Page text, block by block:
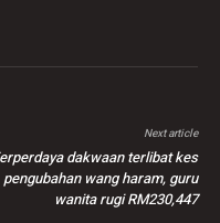
Next article
dakwaan terlibat kes
pengubahan wang haram, guru
wanita rugi RM230,447